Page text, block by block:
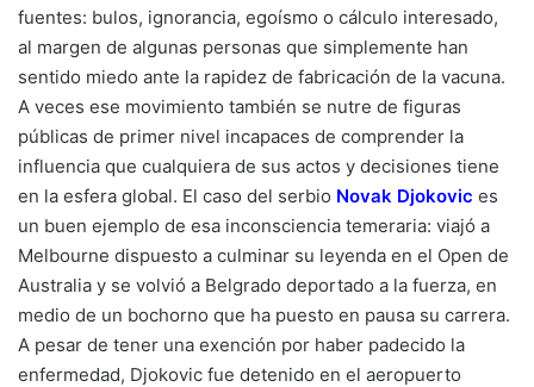
fuentes: bulos, ignorancia, egoísmo o cálculo interesado,
al margen de algunas personas que simplemente han
sentido miedo ante la rapidez de fabricación de la vacuna.
A veces ese movimiento también se nutre de figuras
públicas de primer nivel incapaces de comprender la
influencia que cualquiera de sus actos y decisiones tiene
en la esfera global. El caso del serbio Novak Djokovic es
un buen ejemplo de esa inconsciencia temeraria: viajó a
Melbourne dispuesto a culminar su leyenda en el Open de
Australia y se volvió a Belgrado deportado a la fuerza, en
medio de un bochorno que ha puesto en pausa su carrera.
A pesar de tener una exención por haber padecido la
enfermedad, Djokovic fue detenido en el aeropuerto